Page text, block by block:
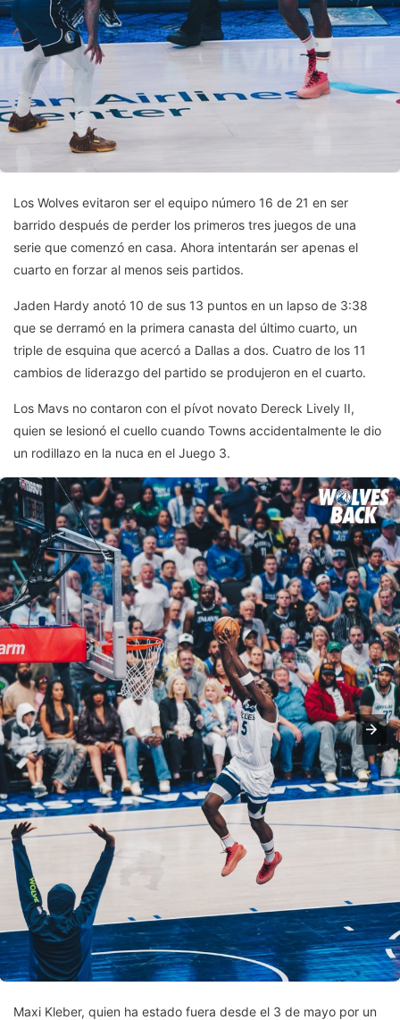
Los Wolves evitaron ser el equipo número 16 de 21 en ser
barrido después de perder los primeros tres juegos de una
serie que comenzó en casa. Ahora intentarán ser apenas el
cuarto en forzar al menos seis partidos.
Jaden Hardy anotó 10 de sus 13 puntos en un lapso de 3:38
que se derramó en la primera canasta del último cuarto, un
triple de esquina que acercó a Dallas a dos. Cuatro de los 11
cambios de liderazgo del partido se produjeron en el cuarto.
Los Mavs no contaron con el pívot novato Dereck Lively II,
quien se lesionó el cuello cuando Towns accidentalmente le dio
un rodillazo en la nuca en el Juego 3.
Maxi Kleber, quien ha estado fuera desde el 3 de mayo por un